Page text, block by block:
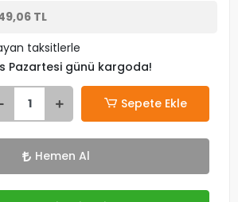
TL
taksitlerle
Pazartesi günü kargoda!
Sepete Ekle
Hemen Al